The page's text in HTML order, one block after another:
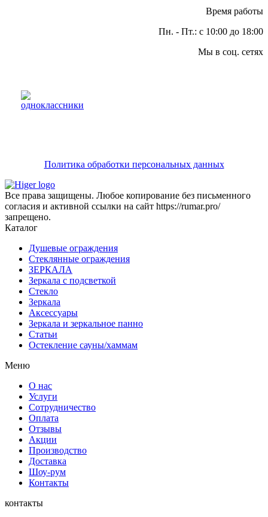
Время работы
Пн. - Пт.: с 10:00 до 18:00
Мы в соц. сетях
Политика обработки персональных данных
Все права защищены. Любое копирование без письменного
согласия и активной ссылки на сайт https://rumar.pro/
запрещено.
Каталог
Душевые ограждения
Стеклянные ограждения
ЗЕРКАЛА
Зеркала с подсветкой
Стекло
Зеркала
Аксессуары
Зеркала и зеркальное панно
Статьи
Остекление сауны/хаммам
Меню
О нас
Услуги
Сотрудничество
Оплата
Отзывы
Акции
Производство
Доставка
Шоу-рум
Контакты
контакты